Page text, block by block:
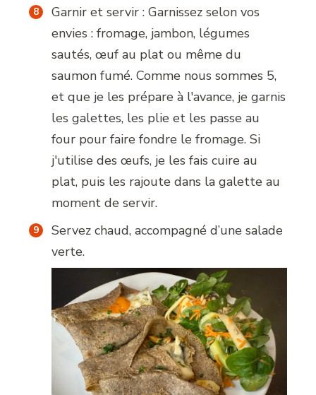
Garnir et servir : Garnissez selon vos
envies : fromage, jambon, légumes
sautés, œuf au plat ou même du
saumon fumé. Comme nous sommes 5,
et que je les prépare à l'avance, je garnis
les galettes, les plie et les passe au
four pour faire fondre le fromage. Si
j'utilise des œufs, je les fais cuire au
plat, puis les rajoute dans la galette au
moment de servir.
Servez chaud, accompagné d’une salade
verte.